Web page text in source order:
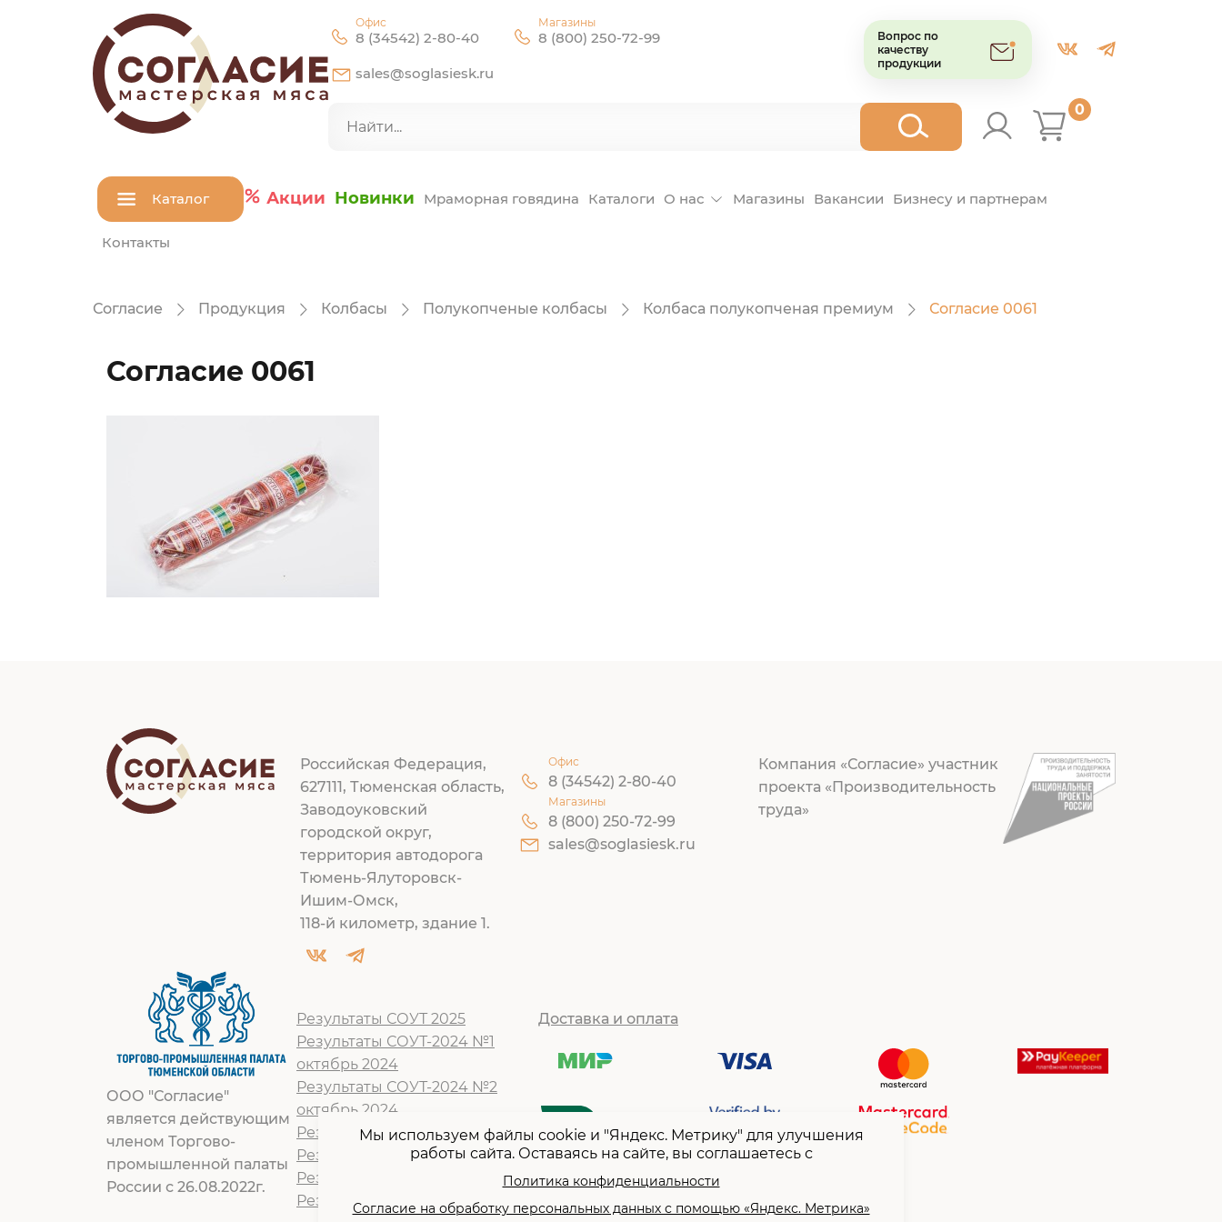
Офис
8 (34542) 2-80-40
Магазины
8 (800) 250-72-99
sales@soglasiesk.ru
Вопрос по
качеству
продукции
0
Каталог Акции Новинки Мраморная говядина Каталоги О нас Магазины Вакансии Бизнесу и партнерам
Контакты
Согласие Продукция Колбасы Полукопченые колбасы Колбаса полукопченая премиум Согласие 0061
Согласие 0061
Российская Федерация,
627111, Тюменская область,
Заводоуковский
городской округ,
территория автодорога
Тюмень-Ялуторовск-
Ишим-Омск,
118-й километр, здание 1.
Офис
8 (34542) 2-80-40
Магазины
8 (800) 250-72-99
sales@soglasiesk.ru
Компания «Согласие» участник
проекта «Производительность
труда»
ООО "Согласие"
является действующим
членом Торгово-
промышленной палаты
России с 26.08.2022г.
Результаты СОУТ 2025
Результаты СОУТ-2024 №1
октябрь 2024
Результаты СОУТ-2024 №2
октябрь 2024
Результат СОУТ -2024 №1
Результат СОУТ -2024 №2
Результат СОУТ-2023 №1
Результат СОУТ -2023 №2
Доставка и оплата
Мы используем файлы cookie и "Яндекс. Метрику" для улучшения
работы сайта. Оставаясь на сайте, вы соглашаетесь с
Политика конфиденциальности
Согласие на обработку персональных данных с помощью «Яндекс. Метрика»